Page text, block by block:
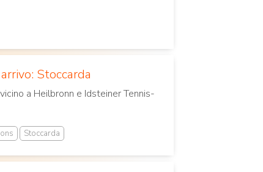
Stoccarda
a Heilbronn e Idsteiner Tennis-
Stoccarda